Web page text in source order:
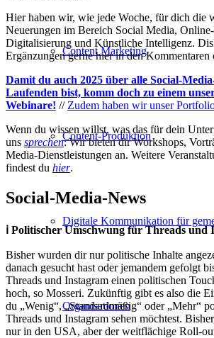
Content Marketing
Content-Produktion
Digitale Kommunikation für
Organisationen
Hier haben wir, wie jede Woche, für dich die
Neuerungen im Bereich Social Media,
Digitalisierung und Künstliche Intelligenz.
Ergänzungen gerne hier in den Kommentaren
Damit du auch 2025 über alle Social-
Laufenden bist, komm doch zu einem
Webinare! // Zudem haben wir unser
Wenn du wissen willst, was das für dein
uns sprechen: Wir bieten dir Workshops,
Media-Dienstleistungen an. Weitere
findest du hier.
Social-Media-News
ℹ️ Politischer Umschwung für Threads und
Bisher wurden dir nur politische Inhalte
danach gesucht hast oder jemandem gefolgt
Threads und Instagram einen politischen
hoch, so Mosseri. Zukünftig gibt es also die
du „Wenig“, „Standardmäßig“ oder „Mehr“
Threads und Instagram sehen möchtest.
nur in den USA, aber der weitflächige Roll-